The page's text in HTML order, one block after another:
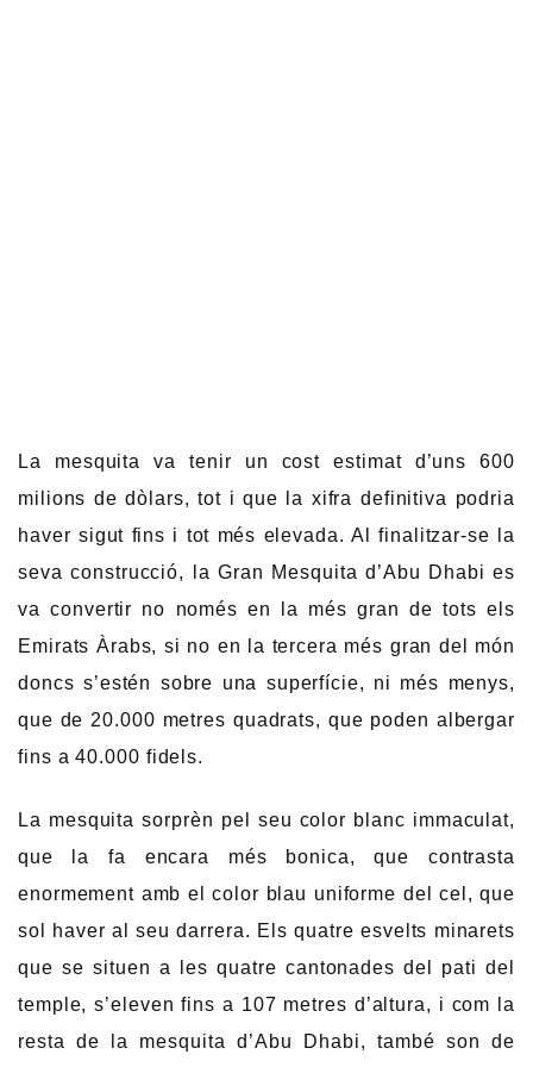
La mesquita va tenir un cost estimat d’uns 600
milions de dòlars, tot i que la xifra definitiva podria
haver sigut fins i tot més elevada. Al finalitzar-se la
seva construcció, la Gran Mesquita d’Abu Dhabi es
va convertir no només en la més gran de tots els
Emirats Àrabs, si no en la tercera més gran del món
doncs s’estén sobre una superfície, ni més menys,
que de 20.000 metres quadrats, que poden albergar
fins a 40.000 fidels.
La mesquita sorprèn pel seu color blanc immaculat,
que la fa encara més bonica, que contrasta
enormement amb el color blau uniforme del cel, que
sol haver al seu darrera. Els quatre esvelts minarets
que se situen a les quatre cantonades del pati del
temple, s’eleven fins a 107 metres d’altura, i com la
resta de la mesquita d’Abu Dhabi, també son de